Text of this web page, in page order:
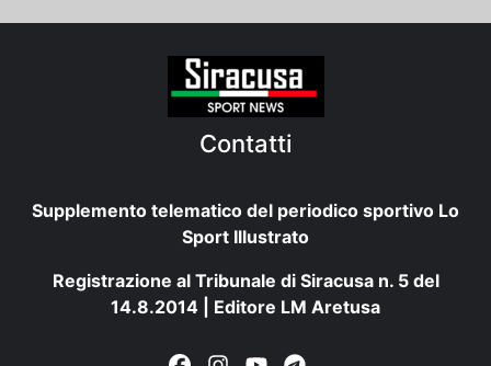
Contatti
Supplemento telematico del periodico sportivo Lo
Sport Illustrato
Registrazione al Tribunale di Siracusa n. 5 del
14.8.2014 | Editore LM Aretusa